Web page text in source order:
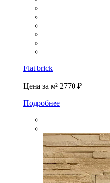
Flat brick
Цена за м² 2770 ₽
Подробнее